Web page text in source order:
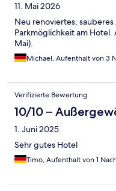
11. Mai 2026
Neu renoviertes,
Parkmöglichkeit am
Mai).
Michael, Aufenthalt von 3
Verifizierte Bewertung
10/10 –
1. Juni 2025
Sehr gutes Hotel
Timo, Aufenthalt von 1